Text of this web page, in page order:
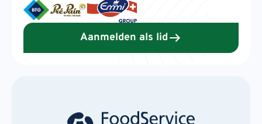
Aanmelden als lid